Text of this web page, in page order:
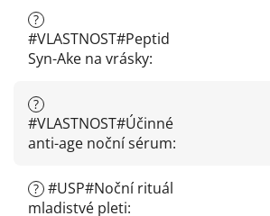
?
#VLASTNOST#Peptid
Syn-Ake na vrásky:
?
#VLASTNOST#Účinné
anti-age noční sérum:
? #USP#Noční rituál
mladistvé pleti: